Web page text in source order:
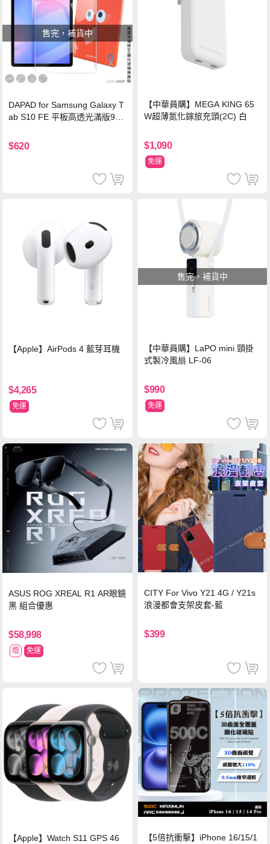
售完，補貨中
DAPAD for Samsung Galaxy T
ab S10 FE 平板高透光滿版9H
$620
【中華員購】MEGA KING 65
W超薄氮化鎵旅充頭(2C) 白
$1,090
免運
【Apple】AirPods 4 藍芽耳機
$4,265
免運
售完，補貨中
【中華員購】LaPO mini 頸掛
式製冷風扇 LF-06
$990
免運
ASUS ROG XREAL R1 AR眼鏡
黑 組合優惠
$58,998
贈 免運
CITY For Vivo Y21 4G / Y21s
浪漫都會支架皮套-藍
$399
【Apple】Watch S11 GPS 46
【5倍抗衝擊】iPhone 16/15/1